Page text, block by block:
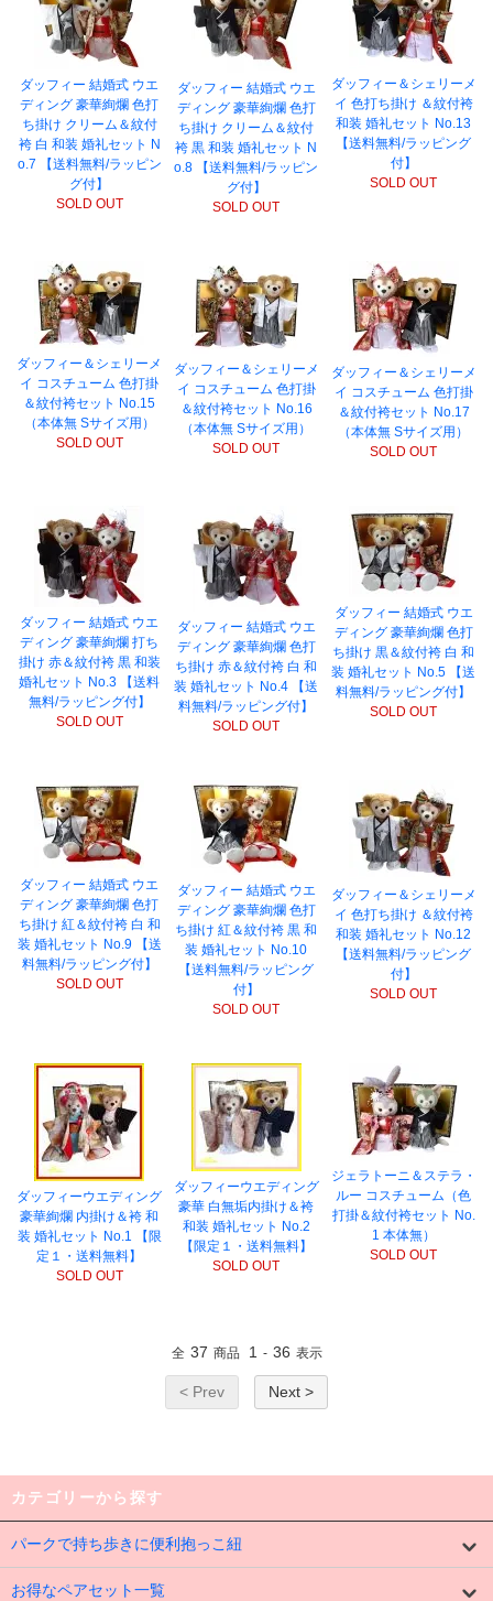
ダッフィー 結婚式 ウエ
ディング 豪華絢爛 色打
ち掛け クリーム＆紋付
袴 白 和装 婚礼セット N
o.7 【送料無料/ラッピン
グ付】
SOLD OUT
ダッフィー 結婚式 ウエ
ディング 豪華絢爛 色打
ち掛け クリーム＆紋付
袴 黒 和装 婚礼セット N
o.8 【送料無料/ラッピン
グ付】
SOLD OUT
ダッフィー＆シェリーメ
イ 色打ち掛け ＆紋付袴
和装 婚礼セット No.13
【送料無料/ラッピング
付】
SOLD OUT
ダッフィー＆シェリーメ
イ コスチューム 色打掛
＆紋付袴セット No.15
（本体無 Sサイズ用）
SOLD OUT
ダッフィー＆シェリーメ
イ コスチューム 色打掛
＆紋付袴セット No.16
（本体無 Sサイズ用）
SOLD OUT
ダッフィー＆シェリーメ
イ コスチューム 色打掛
＆紋付袴セット No.17
（本体無 Sサイズ用）
SOLD OUT
ダッフィー 結婚式 ウエ
ディング 豪華絢爛 打ち
掛け 赤＆紋付袴 黒 和装
婚礼セット No.3 【送料
無料/ラッピング付】
SOLD OUT
ダッフィー 結婚式 ウエ
ディング 豪華絢爛 色打
ち掛け 赤＆紋付袴 白 和
装 婚礼セット No.4 【送
料無料/ラッピング付】
SOLD OUT
ダッフィー 結婚式 ウエ
ディング 豪華絢爛 色打
ち掛け 黒＆紋付袴 白 和
装 婚礼セット No.5 【送
料無料/ラッピング付】
SOLD OUT
ダッフィー 結婚式 ウエ
ディング 豪華絢爛 色打
ち掛け 紅＆紋付袴 白 和
装 婚礼セット No.9 【送
料無料/ラッピング付】
SOLD OUT
ダッフィー 結婚式 ウエ
ディング 豪華絢爛 色打
ち掛け 紅＆紋付袴 黒 和
装 婚礼セット No.10
【送料無料/ラッピング
付】
SOLD OUT
ダッフィー＆シェリーメ
イ 色打ち掛け ＆紋付袴
和装 婚礼セット No.12
【送料無料/ラッピング
付】
SOLD OUT
ダッフィーウエディング
豪華絢爛 内掛け＆袴 和
装 婚礼セット No.1 【限
定１・送料無料】
SOLD OUT
ダッフィーウエディング
豪華 白無垢内掛け＆袴
和装 婚礼セット No.2
【限定１・送料無料】
SOLD OUT
ジェラトーニ＆ステラ・
ルー コスチューム（色
打掛＆紋付袴セット No.
1 本体無）
SOLD OUT
全 37 商品 1 - 36 表示
< Prev Next >
カテゴリーから探す
パークで持ち歩きに便利抱っこ紐
お得なペアセット一覧